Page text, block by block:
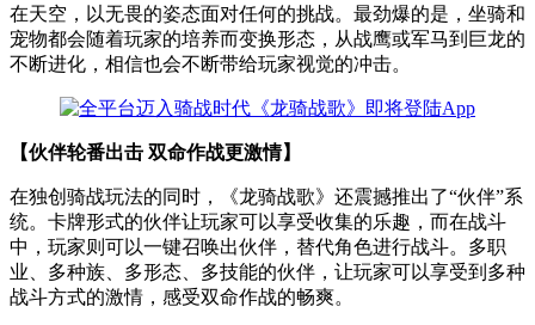
在天空，以无畏的姿态面对任何的挑战。最劲爆的是，坐骑和
宠物都会随着玩家的培养而变换形态，从战鹰或军马到巨龙的
不断进化，相信也会不断带给玩家视觉的冲击。
【伙伴轮番出击 双命作战更激情】
在独创骑战玩法的同时，《龙骑战歌》还震撼推出了“伙伴”系
统。卡牌形式的伙伴让玩家可以享受收集的乐趣，而在战斗
中，玩家则可以一键召唤出伙伴，替代角色进行战斗。多职
业、多种族、多形态、多技能的伙伴，让玩家可以享受到多种
战斗方式的激情，感受双命作战的畅爽。